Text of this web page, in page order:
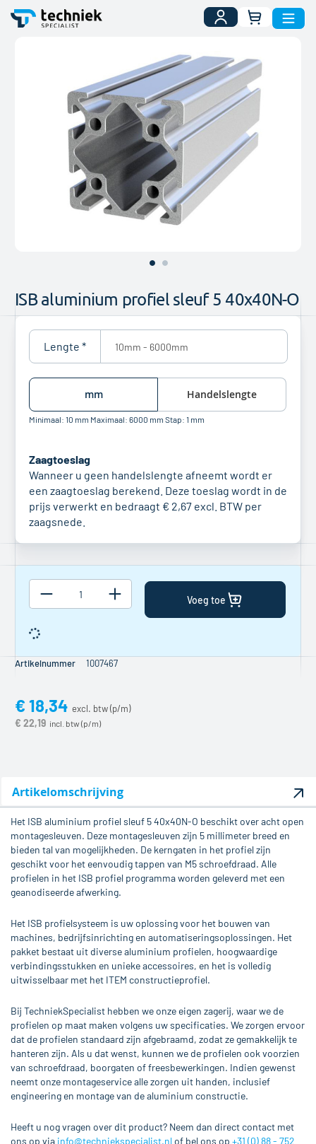
Uw
afbeeldingen-
naar
het
van
afbeeldingen-
gallerij
ISB aluminium profiel sleuf 5 40x40N-O
Lengte *
mm Handelslengte
Minimaal: 10 mm Maximaal: 6000 mm Stap: 1 mm
Zaagtoeslag
Wanneer u geen handelslengte afneemt wordt er
een zaagtoeslag berekend. Deze toeslag wordt in de
prijs verwerkt en bedraagt € 2,67 excl. BTW per
zaagsnede.
Voeg toe
Artikelnummer 1007467
€ 22,19
€ 18,34
Artikelomschrijving
Het ISB aluminium profiel sleuf 5 40x40N-O beschikt over acht open
montagesleuven. Deze montagesleuven zijn 5 millimeter breed en
bieden tal van mogelijkheden. De kerngaten in het profiel zijn
geschikt voor het eenvoudig tappen van M5 schroefdraad. Alle
profielen in het ISB profiel programma worden geleverd met een
geanodiseerde afwerking.
Het ISB profielsysteem is uw oplossing voor het bouwen van
machines, bedrijfsinrichting en automatiseringsoplossingen. Het
pakket bestaat uit diverse aluminium profielen, hoogwaardige
verbindingsstukken en unieke accessoires, en het is volledig
uitwisselbaar met het ITEM constructieprofiel.
Bij TechniekSpecialist hebben we onze eigen zagerij, waar we de
profielen op maat maken volgens uw specificaties. We zorgen ervoor
dat de profielen standaard zijn afgebraamd, zodat ze gemakkelijk te
hanteren zijn. Als u dat wenst, kunnen we de profielen ook voorzien
van schroefdraad, boorgaten of freesbewerkingen. Indien gewenst
neemt onze montageservice alle zorgen uit handen, inclusief
engineering en montage van de aluminium constructie.
Heeft u nog vragen over dit product? Neem dan direct contact met
ons op via info@techniekspecialist.nlof bel ons op +31 (0) 88 - 752